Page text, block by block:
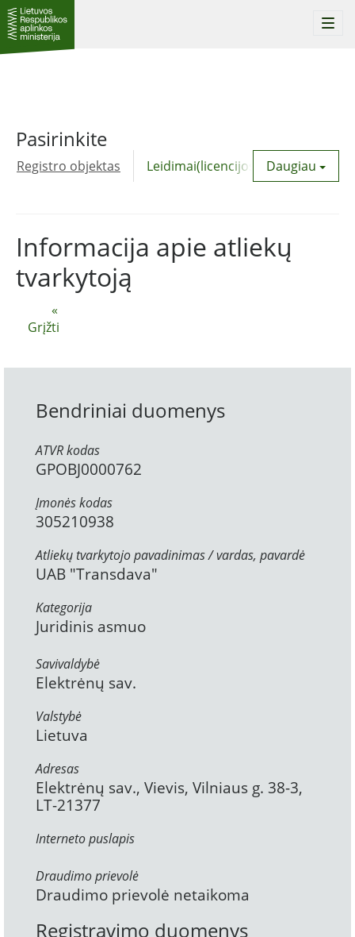
Pasirinkite
Registro objektas Leidimai(licencijos) Daugiau
«
Grįžti
Informacija apie atliekų
tvarkytoją
Bendriniai duomenys
ATVR kodas
GPOBJ0000762
Įmonės kodas
305210938
Atliekų tvarkytojo pavadinimas / vardas, pavardė
UAB "Transdava"
Kategorija
Juridinis asmuo
Savivaldybė
Elektrėnų sav.
Valstybė
Lietuva
Adresas
Elektrėnų sav., Vievis, Vilniaus g. 38-3,
LT-21377
Interneto puslapis
Draudimo prievolė
Draudimo prievolė netaikoma
Registravimo duomenys